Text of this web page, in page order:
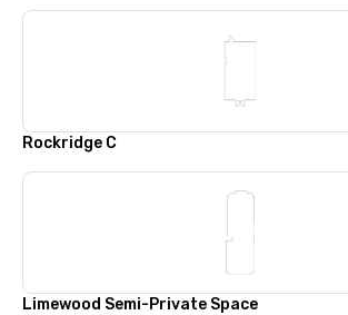
Rockridge C
Limewood Semi-Private Space